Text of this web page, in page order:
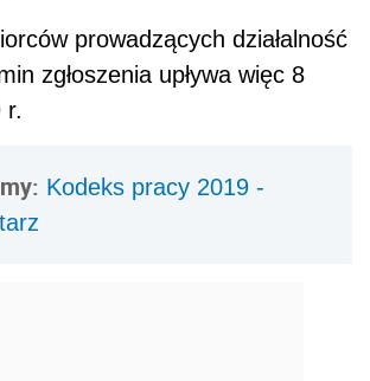
prowadzących działalność
zgłoszenia upływa więc 8
r.
Kodeks pracy 2019 -